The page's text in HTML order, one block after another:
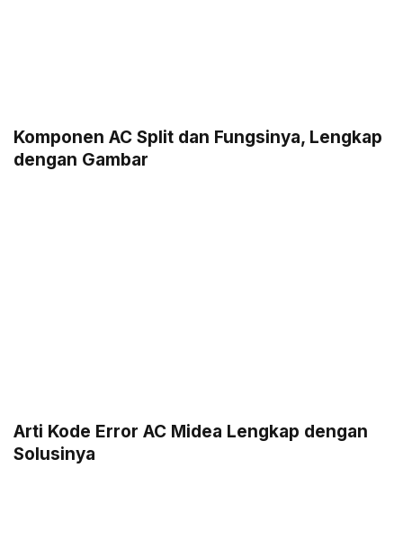
Komponen AC Split dan Fungsinya, Lengkap
dengan Gambar
Arti Kode Error AC Midea Lengkap dengan
Solusinya